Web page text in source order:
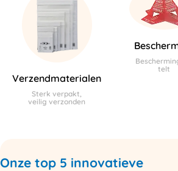
Verzendmaterialen
Sterk verpakt,
veilig verzonden
telt
Onze top 5 innovatieve